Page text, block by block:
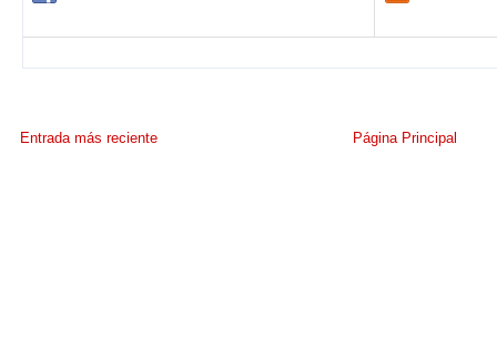
Entrada más reciente Página Principal